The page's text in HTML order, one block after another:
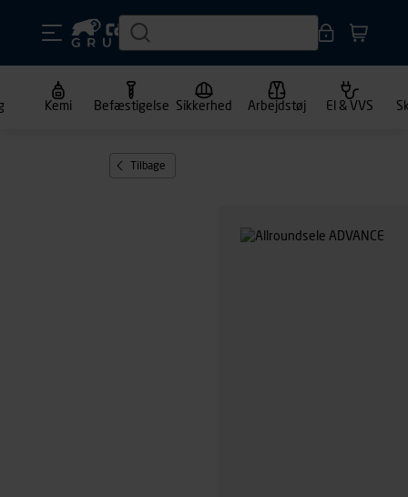
Kemi Befæstigelse Sikkerhed Arbejdstøj El & VVS
Tilbage